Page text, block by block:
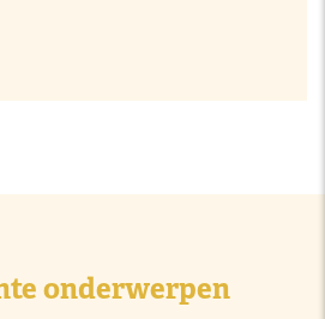
onderwerpen